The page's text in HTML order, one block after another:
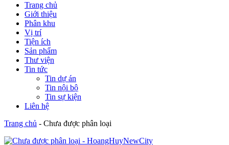
Trang chủ
Giới thiệu
Phân khu
Vị trí
Tiện ích
Sản phẩm
Thư viện
Tin tức
Tin dự án
Tin nội bộ
Tin sự kiện
Liên hệ
Trang chủ - Chưa được phân loại